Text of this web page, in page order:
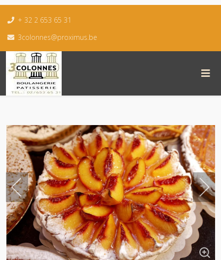
+ 32 2 653 65 31
3colonnes@proximus.be